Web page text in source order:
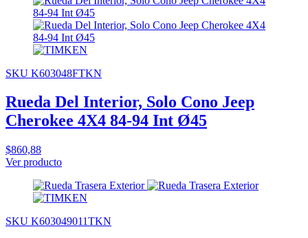
SKU K603048FTKN
Rueda Del Interior, Solo Cono Jeep
Cherokee 4X4 84-94 Int Ø45
$860,88
Ver producto
SKU K603049011TKN